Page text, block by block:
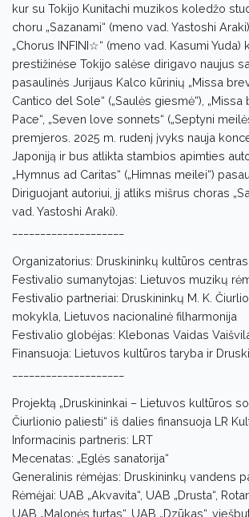
kur su Tokijo Kunitachi muzikos koledžo
choru „Sazanami“ (meno vad. Yastoshi
„Chorus INFINI☆“ (meno vad. Kasumi Yuda)
prestižinėse Tokijo salėse dirigavo naujus
pasaulinės Jurijaus Kalco kūrinių „Missa
Cantico del Sole“ („Saulės giesmė“), „Missa
Pace“, „Seven love sonnets“ („Septyni
premjeros. 2025 m. rudenį įvyks nauja
Japoniją ir bus atlikta stambios apimties
„Hymnus ad Caritas“ („Himnas meilei“)
Diriguojant autoriui, jį atliks mišrus choras
vad. Yastoshi Araki).
Organizatorius: Druskininkų kultūros centras
Festivalio sumanytojas: Lietuvos muzikų
Festivalio partneriai: Druskininkų M. K.
mokykla, Lietuvos nacionalinė filharmonija
Festivalio globėjas: Klebonas Vaidas
Finansuoja: Lietuvos kultūros taryba ir
Projektą „Druskininkai – Lietuvos kultūros
Čiurlionio paliesti“ iš dalies finansuoja LR
Informacinis partneris: LRT
Mecenatas: „Eglės sanatorija“
Generalinis rėmėjas: Druskininkų vandens
Rėmėjai: UAB „Akvavita“, UAB „Drusta“,
UAB „Malonės turtas“, UAB „Dzūkas“,